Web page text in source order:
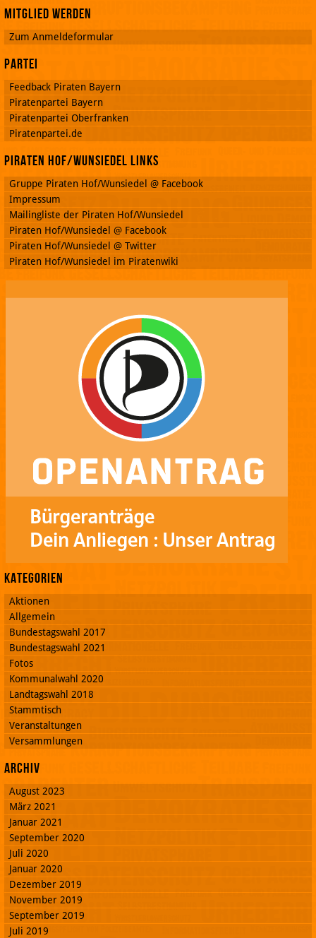
Mitglied werden
Zum Anmeldeformular
Partei
Feedback Piraten Bayern
Piratenpartei Bayern
Piratenpartei Oberfranken
Piratenpartei.de
Piraten Hof/Wunsiedel Links
Gruppe Piraten Hof/Wunsiedel @ Facebook
Impressum
Mailingliste der Piraten Hof/Wunsiedel
Piraten Hof/Wunsiedel @ Facebook
Piraten Hof/Wunsiedel @ Twitter
Piraten Hof/Wunsiedel im Piratenwiki
Kategorien
Aktionen
Allgemein
Bundestagswahl 2017
Bundestagswahl 2021
Fotos
Kommunalwahl 2020
Landtagswahl 2018
Stammtisch
Veranstaltungen
Versammlungen
Archiv
August 2023
März 2021
Januar 2021
September 2020
Juli 2020
Januar 2020
Dezember 2019
November 2019
September 2019
Juli 2019